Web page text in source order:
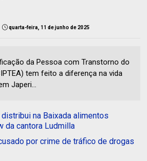
quarta-feira, 11 de junho de 2025
da Pessoa com Transtorno do
tem feito a diferença na vida
Japeri...
na Baixada alimentos
da cantora Ludmilla
por crime de tráfico de drogas